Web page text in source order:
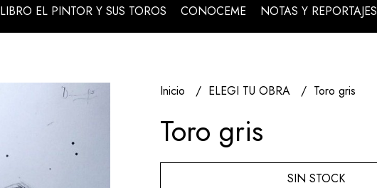
LIBRO EL PINTOR Y SUS TOROS CONOCEME NOTAS Y REPORTAJES
Inicio ELEGI TU OBRA Toro gris
Toro gris
SIN STOCK